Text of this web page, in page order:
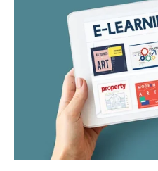
Curso Gratis Gestión
Curso Gratis
CURSOS GRATIS DE
Curso Gratis
Curso Gratis
Curso Gratis